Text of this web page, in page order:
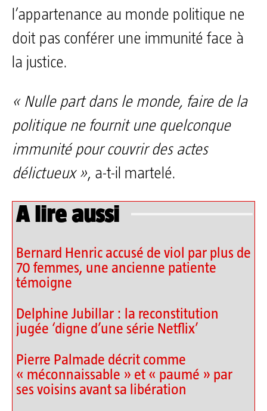
l’appartenance au monde politique ne
doit pas conférer une immunité face à
la justice.
« Nulle part dans le monde, faire de la
politique ne fournit une quelconque
immunité pour couvrir des actes
délictueux », a-t-il martelé.
A lire aussi
Bernard Henric accusé de viol par plus de
70 femmes, une ancienne patiente
témoigne
Delphine Jubillar : la reconstitution
jugée ‘digne d’une série Netflix’
Pierre Palmade décrit comme
« méconnaissable » et « paumé » par
ses voisins avant sa libération